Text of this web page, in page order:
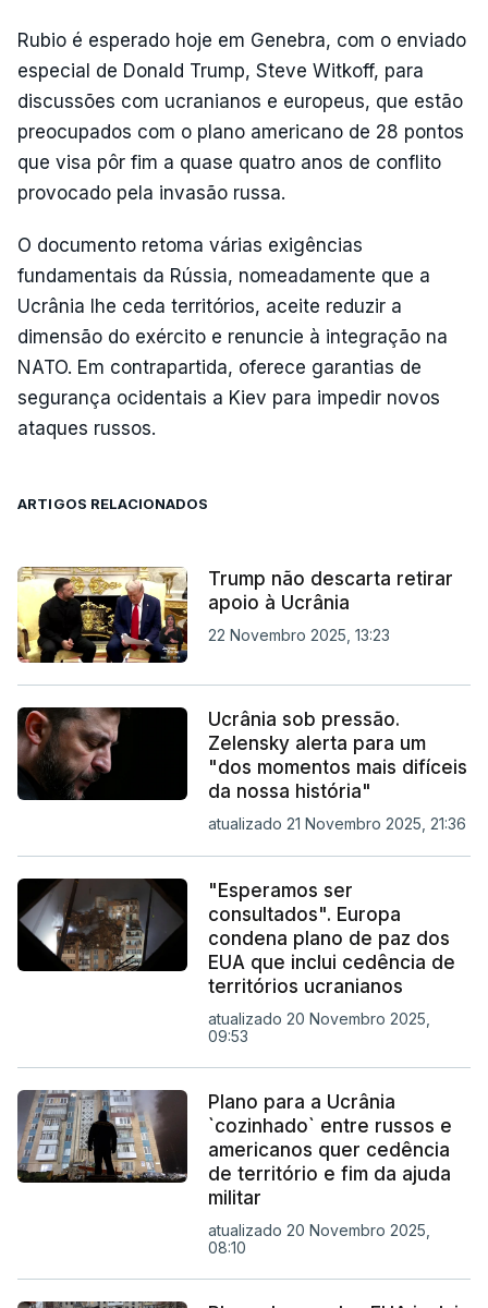
Rubio é esperado hoje em Genebra, com o enviado
especial de Donald Trump, Steve Witkoff, para
discussões com ucranianos e europeus, que estão
preocupados com o plano americano de 28 pontos
que visa pôr fim a quase quatro anos de conflito
provocado pela invasão russa.
O documento retoma várias exigências
fundamentais da Rússia, nomeadamente que a
Ucrânia lhe ceda territórios, aceite reduzir a
dimensão do exército e renuncie à integração na
NATO. Em contrapartida, oferece garantias de
segurança ocidentais a Kiev para impedir novos
ataques russos.
ARTIGOS RELACIONADOS
Trump não descarta retirar
apoio à Ucrânia
22 Novembro 2025, 13:23
Ucrânia sob pressão.
Zelensky alerta para um
"dos momentos mais difíceis
da nossa história"
atualizado 21 Novembro 2025, 21:36
"Esperamos ser
consultados". Europa
condena plano de paz dos
EUA que inclui cedência de
territórios ucranianos
atualizado 20 Novembro 2025,
09:53
Plano para a Ucrânia
`cozinhado` entre russos e
americanos quer cedência
de território e fim da ajuda
militar
atualizado 20 Novembro 2025,
08:10